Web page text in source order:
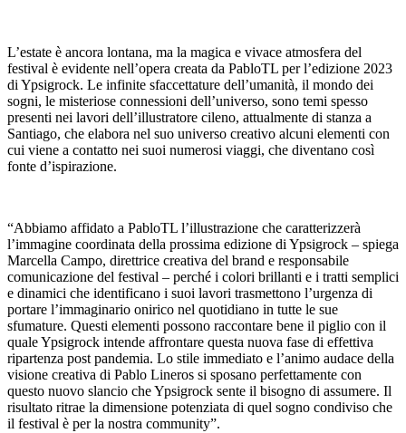
L’estate è ancora lontana, ma la magica e vivace atmosfera del
festival è evidente nell’opera creata da PabloTL per l’edizione 2023
di Ypsigrock. Le infinite sfaccettature dell’umanità, il mondo dei
sogni, le misteriose connessioni dell’universo, sono temi spesso
presenti nei lavori dell’illustratore cileno, attualmente di stanza a
Santiago, che elabora nel suo universo creativo alcuni elementi con
cui viene a contatto nei suoi numerosi viaggi, che diventano così
fonte d’ispirazione.
“Abbiamo affidato a PabloTL l’illustrazione che caratterizzerà
l’immagine coordinata della prossima edizione di Ypsigrock – spiega
Marcella Campo, direttrice creativa del brand e responsabile
comunicazione del festival – perché i colori brillanti e i tratti semplici
e dinamici che identificano i suoi lavori trasmettono l’urgenza di
portare l’immaginario onirico nel quotidiano in tutte le sue
sfumature. Questi elementi possono raccontare bene il piglio con il
quale Ypsigrock intende affrontare questa nuova fase di effettiva
ripartenza post pandemia. Lo stile immediato e l’animo audace della
visione creativa di Pablo Lineros si sposano perfettamente con
questo nuovo slancio che Ypsigrock sente il bisogno di assumere. Il
risultato ritrae la dimensione potenziata di quel sogno condiviso che
il festival è per la nostra community”.